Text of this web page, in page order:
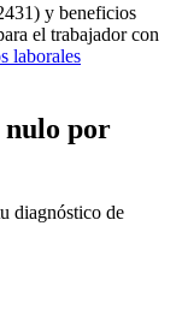
y beneficios
el trabajador con
laborales
nulo por
diagnóstico de